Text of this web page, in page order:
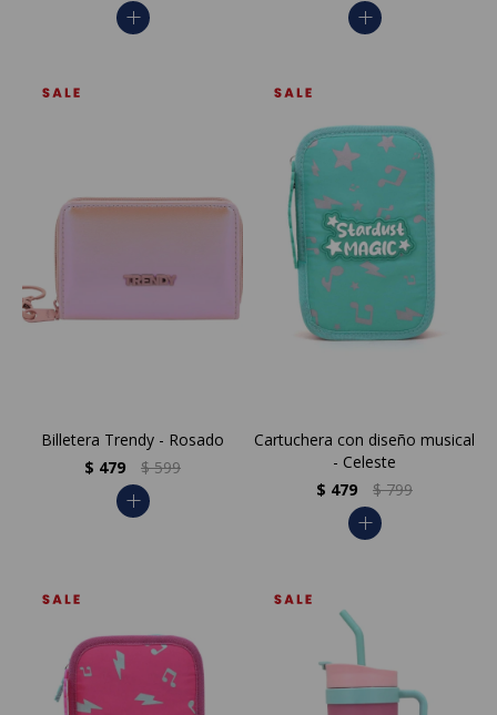
add add
Billetera Trendy - Rosado
$ 479 $ 599
add
Cartuchera con diseño musical
- Celeste
$ 479 $ 799
add